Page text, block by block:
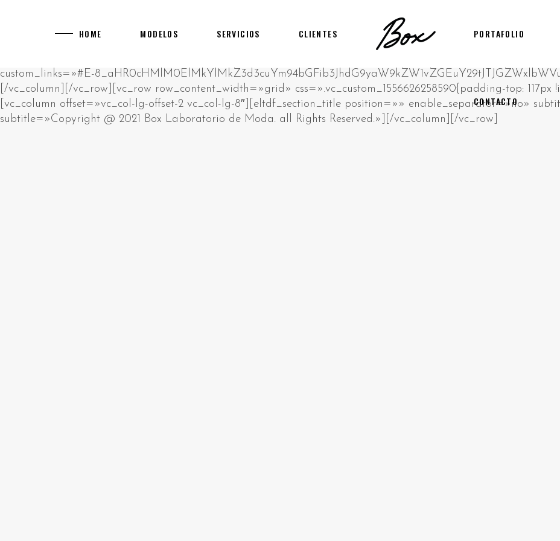
HOME MODELOS SERVICIOS CLIENTES PORTAFOLIO
CONTACTO
[vc_row][vc_column][vc_empty_space][vc_raw_html]JTNDcCUzRUklMjBhbSUyMHJhdyUyMGh0bWwlMjBibG9jay4lM0NiciUyRiUzRUNsaWNrJTIwZWRpdCUyMGJ1dHRvbiUyMHRvJTIwY2hhbmdlJTIwdGhpcyUyMGh0bWwlM0MlMkZwJTNFJTBBJTNDZGl2JTIwc3R5bGUlM0QlMjJwb3NpdGlvbiUzQSUyMGFic29sdXRlJTNCJTIwbGVmdCUzQSUyMC05OTk5OXB4JTNCJTIyJTNFJTIwJTNDaDIlM0UlRDAlQTAlRDAlQjUlRDAlQjklRDElODIlRDAlQjglRDAlQkQlRDAlQjMlMjAlRDAlQkQlRDAlQjAlRDAlQjklRDAlQkElRDElODAlRDAlQjAlRDElODklRDAlQjglRDElODUlMjAlRDAlQkUlRDAlQkQlRDAlQkIlRDAlQjAlRDAlQjklRDAlQkQtJUQwJUJBJUQwJUIwJUQwJUI3JUQwJUI4JUQwJUJEJUQwJUJFJTIwJUQwJUIyJTIwJUQwJTg0JUQwJUIyJUQxJTgwJUQwJUJFJUQwJUJGJUQxJTk2JTNDJTJGaDIlM0UlMjAlM0NwJTNFJUQwJTg0JUQwJUIyJUQxJTgwJUQwJUJFJUQwJUJGJUQwJUI1JUQwJUI5JUQxJTgxJUQxJThDJUQwJUJBJUQwJUI4JUQwJUI5JTIwJUQwJUJFJUQwJUJEJUQwJUJCJUQwJUIwJUQwJUI5JUQwJUJELSVEMCVCMyVEMCVCNSVEMCVCQyVEMCVCMSVEMCVCQiVEMSU5NiVEMCVCRCVEMCVCMyUyMCUzQ2ElMjBocmVmJTNEJTIyaHR0cHMlM0ElMkYlMkZrYXp5bm8tdWEuY29tJTJGY2FzaW5vcyUyRmV1cm9wZSUyRiUyMiUzRWh0dHBzJTNBJTJGJTJGa2F6eW5vLXVhLmNvbSUyRmNhc2lub3MlMkZldXJvcGUlMkYlM0MlMkZhJTNFJTIwJUUyJTgwJTkzJTIwJUQxJTg2JUQwJUI1JTIwJUQwJUJGJUQwJUJFJUQxJTk0JUQwJUI0JUQwJUJEJUQwJUIwJUQwJUJEJUQwJUJEJUQxJThGJTIwJUQwJUIyJUQwJUI4JUQxJTgxJUQwJUJFJUQwJUJBJUQwJUI4JUQxJTg1JTIwJUQxJTgxJUQxJTgyJUQwJUIwJUQwJUJEJUQwJUI0JUQwJUIwJUQxJTgwJUQxJTgyJUQxJTk2JUQwJUIyJTIwJUQwJUIxJUQwJUI1JUQwJUI3JUQwJUJGJUQwJUI1JUQwJUJBJUQwJUI4JTJDJTIwJUQxJTg4JUQwJUI4JUQxJTgwJUQwJUJFJUQwJUJBJUQwJUJFJUQwJUIzJUQwJUJFJTIwJUQwJUIyJUQwJUI4JUQwJUIxJUQwJUJFJUQxJTgwJUQxJTgzJTIwJUQxJTk2JUQwJUIzJUQwJUJFJUQxJTgwJTIwJUQxJTgyJUQwJUIwJTIwJUQwJUJGJUQxJTgwJUQwJUI4JUQwJUIyJUQwJUIwJUQwJUIxJUQwJUJCJUQwJUI4JUQwJUIyJUQwJUI4JUQxJTg1JTIwJUQwJUIxJUQwJUJFJUQwJUJEJUQxJTgzJUQxJTgxJUQxJTk2JUQwJUIyLiUyMCVEMCVBOSVEMCVCRSVEMCVCMSUyMCVEMCVCMiVEMCVCOCVEMCVCMSVEMSU4MCVEMCVCMCVEMSU4MiVEMCVCOCUyMCVEMCVCRCVEMCVCMCVEMCVCNCVEMSU5NiVEMCVCOSVEMCVCRCVEMCVCNSUyMCVEMCVCQSVEMCVCMCVEMCVCNyVEMCVCOCVEMCVCRCVEMCVCRSUyQyUyMCVEMCVCMiVEMCVCMCVEMCVCNiVEMCVCQiVEMCVCOCVEMCVCMiVEMCVCRSUyMCVEMCVCRSVEMSU4MCVEMSU5NiVEMSU5NCVEMCVCRCVEMSU4MiVEMSU4MyVEMCVCMiVEMCVCMCVEMSU4MiVEMCVCOCVEMSU4MSVEMSU4RiUyMCVEMCVCRCVEMCVCMCUyMCVEMCVCQiVEMSU5NiVEMSU4NiVEMCVCNSVEMCVCRCVEMCVCNyVEMSU5NiVEMSU5NyUyQyUyMCVEMSU4OCVEMCVCMiVEMCVCOCVEMCVCNCVEMCVCQSVEMSU5NiVEMSU4MSVEMSU4MiVEMSU4QyUyMCVEMCVCMiVEMCVCOCVEMCVCRiVEMCVCQiVEMCVCMCVEMSU4MiUyMCVEMSU5NiUyMCVEMCVCRiVEMSU4MCVEMCVCRSVEMCVCNyVEMCVCRSVEMSU4MCVEMSU5NiUyMCVEMSU4MyVEMCVCQyVEMCVCRSVEMCVCMiVEMCVCOC4lMjAlRDAlOUYlRDElODAlRDAlQjUlRDAlQjQlRDElODElRDElODIlRDAlQjAlRDAlQjIlRDAlQkIlRDElOEYlRDElOTQlRDAlQkMlRDAlQkUlMjAlRDAlQkUlRDAlQjMlRDAlQkIlRDElOEYlRDAlQjQlMjAlRDAlQkYlRDAlQkUlRDAlQkYlRDElODMlRDAlQkIlRDElOEYlRDElODAlRDAlQkQlRDAlQjglRDElODUlMjAlRDAlQkElRDAlQjAlRDAlQjclRDAlQjglRDAlQkQlRDAlQkUlMkMlMjAlRDElOEYlRDAlQkElRDElOTYlMjAlRDAlQkUlRDElODIlRDElODAlRDAlQjglRDAlQkMlRDAlQjAlRDAlQkIlRDAlQjglMjAlRDAlQjQlRDAlQkUlRDAlQjIlRDElOTYlRDElODAlRDElODMlMjAlRDElOTQlRDAlQjIlRDElODAlRDAlQkUlRDAlQkYlRDAlQjUlRDAlQjklRDElODElRDElOEMlRDAlQkElRDAlQjglRDElODUlMjAlRDAlQjMlRDElODAlRDAlQjAlRDAlQjIlRDElODYlRDElOTYlRDAlQjIuJTNDJTJGcCUzRSUyMCUzQ3AlM0VQbGF5T0pPJTIwJUUyJTgwJTkzJTIwJUQwJUJGJUQwJUJCJUQwJUIwJUQxJTgyJUQxJTg0JUQwJUJFJUQxJTgwJUQwJUJDJUQwJUIwJTJDJTIwJUQxJTg5JUQwJUJFJTIwJUQwJUIyJUQwJUI4JUQwJUI0JUQxJTk2JUQwJUJCJUQxJThGJUQxJTk0JUQxJTgyJUQxJThDJUQxJTgxJUQxJThGJTIwJUQwJUIyJUQxJTk2JUQwJUI0JUQwJUJBJUQxJTgwJUQwJUI4JUQxJTgyJUQxJTk2JUQxJTgxJUQxJTgyJUQxJThFJTNBJTIwJUQxJTgyJUQxJTgzJUQxJTgyJTIwJUQwJUJEJUQwJUI1JUQwJUJDJUQwJUIwJUQxJTk0JTIwJUQxJTgxJUQwJUJBJUQwJUJCJUQwJUIwJUQwJUI0JUQwJUJEJUQwJUI4JUQxJTg1JTIwJUQxJTgzJUQwJUJDJUQwJUJFJUQwJUIyJTIwJUQwJUI0JUQwJUJCJUQxJThGJTIwJUQwJUIxJUQwJUJFJUQwJUJEJUQxJTgzJUQxJTgxJUQxJTk2JUQwJUIyLiUyMCVEMCVBMyVEMSU4MSVEMSU5NiUyMCVEMCVCMiVEMCVCOCVEMCVCMyVEMSU4MCVEMCVCMCVEMSU4OCVEMSU5NiUyMCVEMCVCQyVEMCVCRSVEMCVCNiVEMCVCRCVEMCVCMCUyMCVEMCVCNyVEMCVCRCVEMSU5NiVEMCVCQyVEMCVCMCVEMSU4MiVEMCVCOCUyMCVEMCVCMSVEMCVCNSVEMCVCNyUyMCVEMCVCRSVEMCVCMSVEMCVCRSVEMCVCMiVFMiU4MCU5OSVEMSU4RiVEMCVCNyVEMCVCQSVEMCVCRSVEMCVCMiVEMCVCRSVEMSU5NyUyMCVEMCVCMyVEMSU4MCVEMCVCOCUyMCVEMCVCRCVEMCVCMCUyMCVEMSU4MSVEMSU4MiVEMCVCMCVEMCVCMiVEMCVCQSVEMSU4My4lMjAlRDAlOUIlRDElOTYlRDElODYlRDAlQjUlRDAlQkQlRDAlQjclRDAlQkUlRDAlQjIlRDAlQjAlRDAlQkQlRDAlQjUlMjAlRDAlQjAlRDAlQjIlRDElODIlRDAlQkUlRDElODAlRDAlQjglRDElODIlRDAlQjUlRDElODIlRDAlQkQlRDAlQjglRDAlQkMlMjAlRDElODAlRDAlQjUlRDAlQjMlRDElODMlRDAlQkIlRDElOEYlRDElODIlRDAlQkUlRDElODAlRDAlQkUlRDAlQkMlMjBNR0ElMkMlMjAlRDElODYlRDAlQjUlMjAlRDAlQkElRDAlQjAlRDAlQjclRDAlQjglRDAlQkQlRDAlQkUlMjAlRDAlQjclRDAlQjAlRDElODElRDAlQkIlRDElODMlRDAlQjMlRDAlQkUlRDAlQjIlRDElODMlRDElOTQlMjAlRDAlQkQlRDAlQjAlMjAlRDElODMlRDAlQjIlRDAlQjAlRDAlQjMlRDElODMlMjAlRDElODIlRDAlQjglRDElODUlMkMlMjAlRDElODUlRDElODIlRDAlQkUlMjAlRDElODYlRDElOTYlRDAlQkQlRDElODMlRDElOTQlMjAlRDElODclRDAlQjUlRDElODElRDAlQkQlRDElOTYlRDElODElRDElODIlRDElOEMuJTNDJTJGcCUzRSUyMCUzQ3AlM0VWaWRlb3Nsb3RzJTIwJUUyJTgwJTkzJTIwJUQxJTgxJUQwJUJGJUQxJTgwJUQwJUIwJUQwJUIyJUQwJUI2JUQwJUJEJUQxJTk2JUQwJUI5JTIwJUQxJTgwJUQwJUI1JUQwJUJBJUQwJUJFJUQxJTgwJUQwJUI0JUQxJTgxJUQwJUJDJUQwJUI1JUQwJUJEJTIwJUQwJUI3JUQwJUIwJTIwJUQwJUJBJUQxJTk2JUQwJUJCJUQxJThDJUQwJUJBJUQxJTk2JUQxJTgxJUQxJTgyJUQxJThFJTIwJUQxJTk2JUQwJUIzJUQwJUJFJUQxJTgwLiUyMCVEMCU5MSVEMSU5NiVEMCVCQiVEMSU4QyVEMSU4OCVEMCVCNSUyMDcwMDAlMjAlRDElODElRDAlQkIlRDAlQkUlRDElODIlRDElOTYlRDAlQjIlMkMlMjAlRDElODAlRDAlQjUlRDAlQjMlRDElODMlRDAlQkIlRDElOEYlRDElODAlRDAlQkQlRDElOTYlMjAlRDElODIlRDElODMlRDElODAlRDAlQkQlRDElOTYlRDElODAlRDAlQjglMjAlRDElOTYlMjAlRDAlQjIlRDAlQjglRDElODElRDAlQkUlRDAlQkElRDElOTYlMjAlRDAlQjIlRDAlQjglRDAlQjMlRDElODAlRDAlQjAlRDElODglRDElOTYuJTIwJUQwJTlGJUQwJUJCJUQwJUIwJUQxJTgyJUQxJTg0JUQwJUJFJUQxJTgwJUQwJUJDJUQwJUIwJTIwJUQwJUJGJUQxJTgwJUQwJUIwJUQxJTg2JUQxJThFJUQxJTk0JTIwJUQwJUI3JTIwJUQwJUJCJUQxJTk2JUQxJTg2JUQwJUI1JUQwJUJEJUQwJUI3JUQxJTk2JUQxJThGJUQwJUJDJUQwJUI4JTIwTUdBJTIwJUQxJTgyJUQwJUIwJTIwVUtHQyUyQyUyMCVEMSU4OSVEMCVCRSUyMCVEMCVCMyVEMCVCMCVEMSU4MCVEMCVCMCVEMCVCRCVEMSU4MiVEMSU4MyVEMSU5NCUyMCVEMCVCRiVEMCVCRSVEMCVCMiVEMCVCRCVEMSU4MyUyMCVEMCVCMiVEMSU5NiVEMCVCNCVEMCVCRiVEMCVCRSVEMCVCMiVEMSU5NiVEMCVCNCVEMCVCRCVEMSU5NiVEMSU4MSVEMSU4MiVEMSU4QyUyMCVEMSU5NCVEMCVCMiVEMSU4MCVEMCVCRSVEMCVCRiVEMCVCNSVEMCVCOSVEMSU4MSVEMSU4QyVEMCVCQSVEMCVCRSVEMCVCQyVEMSU4MyUyMCVEMCVCNyVEMCVCMCVEMCVCQSVEMCVCRSVEMCVCRCVEMCVCRSVEMCVCNCVEMCVCMCVEMCVCMiVEMSU4MSVEMSU4MiVEMCVCMiVEMSU4My4lM0MlMkZwJTNFJTIwJTNDcCUzRUphY2twb3RDaXR5JTIwJUUyJTgwJTkzJTIwJUQxJTg3JUQxJTgzJUQwJUI0JUQwJUJFJUQwJUIyJUQwJUI4JUQwJUI5JTIwJUQwJUIyJUQwJUIwJUQxJTgwJUQxJTk2JUQwJUIwJUQwJUJEJUQxJTgyJTIwJUQwJUI0JUQwJUJCJUQxJThGJTIwJUQwJUJCJUQxJThFJUQwJUIxJUQwJUI4JUQxJTgyJUQwJUI1JUQwJUJCJUQxJTk2JUQwJUIyJTIwJUQwJUIyJUQwJUI1JUQwJUJCJUQwJUI4JUQwJUJBJUQwJUI4JUQxJTg1JTIwJUQwJUI0JUQwJUI2JUQwJUI1JUQwJUJBJUQwJUJGJUQwJUJFJUQxJTgyJUQxJTk2JUQwJUIyLiUyMCVEMCU5QSVEMCVCMCVEMCVCNyVEMCVCOCVEMCVCRCVEMCVCRSUyMCVEMCVCQyVEMCVCMCVEMSU5NCUyMCVEMCVCNyVEMSU4MCVEMSU4MyVEMSU4NyVEMCVCRCVEMCVCOCVEMCVCOSUyMCVEMSU5NiVEMCVCRCVEMSU4MiVEMCVCNSVEMSU4MCVEMSU4NCVEMCVCNSVEMCVCOSVEMSU4MSUyQyUyMCVEMCVCQiVEMSU5NiVEMSU4NiVEMCVCNSVEMCVCRCVEMCVCNyVEMSU5NiVEMSU4RSUyME1HQSUyQyUyMCVEMCVCRiVEMSU4MCVEMCVCRSVEMCVCRiVEMCVCRSVEMCVCRCVEMSU4MyVEMSU5NCUyMCVEMCVCMyVEMSU4MCVEMCVCMCVEMCVCMiVEMSU4NiVEMSU4RiVEMCVCQyUyMCVEMCVCRiVEMCVCRSVEMCVCRiVEMSU4MyVEMCVCQiVEMSU4RiVEMSU4MCVEMCVCRCVEMSU5NiUyMCVEMCVCRiVEMSU4MCVEMCVCRSVEMCVCMyVEMSU4MCVEMCVCNSVEMSU4MSVEMCVCOCVEMCVCMiVEMCVCRCVEMSU5NiUyMCVEMCVCMCVEMCVCMiVEMSU4MiVEMCVCRSVEMCVCQyVEMCVCMCVEMSU4MiVEMCVCOCUyQyUyMCVEMSU4MiVEMCVCMCVEMCVCQSVEMSU5NiUyMCVEMSU4RiVEMCVCQSUyME1lZ2ElMjBNb29sYWglMkMlMjAlRDElOTYlMjAlRDElODklRDAlQjUlRDAlQjQlRDElODAlRDElOTYlMjAlRDAlQjElRDAlQkUlRDAlQkQlRDElODMlRDElODElRDAlQjglMjAlRDAlQjQlRDAlQkIlRDElOEYlMjAlRDAlQkQlRDAlQkUlRDAlQjIlRDAlQjglRDElODUlMjAlRDAlQkElRDAlQkUlRDElODAlRDAlQjglRDElODElRDElODIlRDElODMlRDAlQjIlRDAlQjAlRDElODclRDElOTYlRDAlQjIuJTNDJTJGcCUzRSUyMCUzQ3AlM0UlRDAlOUIlRDElOEUlRDAlQjElRDAlQjglRDElODIlRDAlQjUlRDAlQkIlRDElOEYlRDAlQkMlMjAlRDElODAlRDElOTYlRDAlQjclRDAlQkQlRDAlQkUlRDAlQkMlRDAlQjAlRDAlQkQlRDElOTYlRDElODIlRDElODIlRDElOEYlMjAlRDAlQkYlRDElOTYlRDAlQjQlRDElOTYlRDAlQjklRDAlQjQlRDElODMlRDElODIlRDElOEMlMjBMZW9WZWdhcyUyMCVEMCVCMCVEMCVCMSVEMCVCRSUyMFZpZGVvc2xvdHMuJTIwJUQwJUEyJUQwJUI4JUQwJUJDJTJDJTIwJUQxJTg1JUQxJTgyJUQwJUJFJTIwJUQxJTg4JUQxJTgzJUQwJUJBJUQwJUIwJUQxJTk0JTIwJUQwJUJDJUQwJUIwJUQwJUJBJUQxJTgxJUQwJUI4JUQwJUJDJUQwJUIwJUQwJUJCJUQxJThDJUQwJUJEJUQxJTgzJTIwJUQwJUJGJUQxJTgwJUQwJUJFJUQwJUI3JUQwJUJFJUQxJTgwJUQxJTk2JUQxJTgxJUQxJTgyJUQxJThDJTJDJTIwJUQwJUIyJUQwJUIwJUQxJTgwJUQxJTgyJUQwJUJFJTIwJUQwJUI3JUQwJUIyJUQwJUI1JUQxJTgwJUQwJUJEJUQxJTgzJUQxJTgyJUQwJUI4JTIwJUQxJTgzJUQwJUIyJUQwJUIwJUQwJUIzJUQxJTgzJTIwJUQwJUJEJUQwJUIwJTIwQ2FzdW1vJTIwJUQxJTk2JTIwUGxheU9KTy4lMjAlRDAlOTQlRDAlQkIlRDElOEYlMjAlRDAlQjIlRDAlQjUlRDAlQkIlRDAlQjglRDAlQkElRDAlQjglRDElODUlMjAlRDAlQjIlRDAlQjglRDAlQjMlRDElODAlRDAlQjAlRDElODglRDElOTYlRDAlQjIlMjAlRTIlODAlOTMlMjAlRDAlQkUlRDAlQjElRDAlQjglRDElODAlRDAlQjAlRDAlQjklRDElODIlRDAlQjUlMjBKYWNrcG90Q2l0eSUyMCVEMCVCMCVEMCVCMSVEMCVCRSUyMDg4OCUyMENhc2luby4lM0MlMkZwJTNFJTIwJTNDaDIlM0UlRDAlOTElRDAlQkUlRDAlQkQlRDElODMlRDElODElRDAlQkQlRDElOTYlMjAlRDAlQkYlRDElODAlRDAlQkUlRDAlQkYlRDAlQkUlRDAlQjclRDAlQjglRDElODYlRDElOTYlRDElOTclMjAlRDAlQjIlMjAlRDElOTQlRDAlQjIlRDElODAlRDAlQkUlRDAlQkYlRDAlQjUlRDAlQjklRDElODElRDElOEMlRDAlQkElRDAlQjglRDElODUlMjAlRDAlQkElRDAlQjAlRDAlQjclRDAlQjglRDAlQkQlRDAlQkUlM0MlMkZoMiUzRSUyMCUzQ3AlM0UlRDAlQTMlMjAlRDElODElRDAlQjIlRDElOTYlRDElODIlRDElOTYlMjAlRDAlQjAlRDAlQjclRDAlQjAlRDElODAlRDElODIlRDAlQkQlRDAlQjglRDElODUlMjAlRDElOTYlRDAlQjMlRDAlQkUlRDElODAlMjAlRDAlQjElRDAlQkUlRDAlQkQlRDElODMlRDElODElRDAlQjglMjAlRDElOTQlMjAlRDAlQkElRDAlQkIlRDElOEUlRDElODclRDAlQkUlRDAlQjIlRDAlQjglRDAlQkMlMjAlRDAlQjUlRDAlQkIlRDAlQjUlRDAlQkMlRDAlQjUlRDAlQkQlRDElODIlRDAlQkUlRDAlQkMlMjAlRDAlQjclRDAlQjAlRDAlQkIlRDElODMlRDElODclRDAlQjUlRDAlQkQlRDAlQkQlRDElOEYlMjAlRDAlQjMlRDElODAlRDAlQjAlRDAlQjIlRDElODYlRDElOTYlRDAlQjIuJTIwJUQwJTkwJUQwJUJCJUQwJUI1JTIwJUQwJUIyJUQwJUIwJUQwJUI2JUQwJUJCJUQwJUI4JUQwJUIyJUQwJUJFJTIwJUQwJUJEJUQwJUI1JTIwJUQwJUJGJUQxJTgwJUQwJUJFJUQxJTgxJUQxJTgyJUQwJUJFJTIwJUQwJUIxJUQwJUIwJUQxJTg3JUQwJUI4JUQxJTgyJUQwJUI4JTIwJUQxJTgwJUQwJUJFJUQwJUI3JUQwJUJDJUQxJTk2JUQxJTgwJTIwJUQwJUIxJUQwJUJFJUQwJUJEJUQxJTgzJUQxJTgxJUQxJTgzJTJDJTIwJUQwJUIwJTIwJUQwJUI5JTIwJUQxJTgwJUQwJUJFJUQwJUI3JUQxJTgzJUQwJUJDJUQx